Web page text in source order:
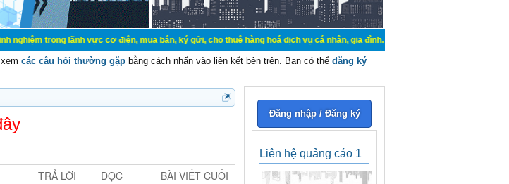
lãnh vực cơ điện, mua bán, ký gửi, cho thuê hàng hoá dịch vụ cá nhân, gia đình. Mua bán, ký gửi, cho thuê thiết bị hệ
các câu hỏi thường gặp bằng cách nhấn vào liên kết bên trên. Bạn có thể đăng ký
TRẢ LỜI ĐỌC BÀI VIẾT CUỐI
Đăng nhập / Đăng ký
Liên hệ quảng cáo 1